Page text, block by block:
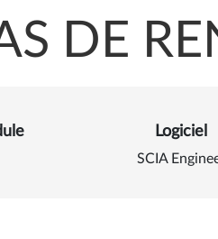
DE
Schémas
Logiciel
SCIA